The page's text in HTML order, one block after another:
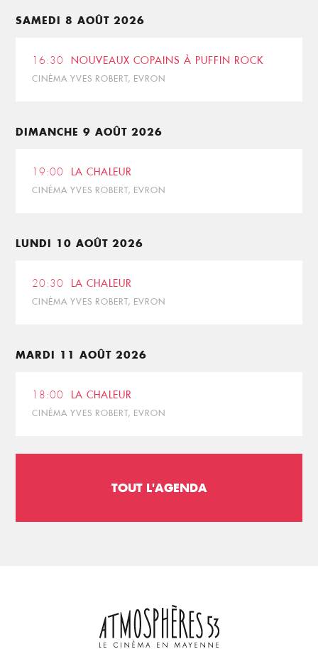
SAMEDI 8 AOÛT 2026
16:30 NOUVEAUX COPAINS À PUFFIN ROCK
CINÉMA YVES ROBERT, EVRON
DIMANCHE 9 AOÛT 2026
19:00 LA CHALEUR
CINÉMA YVES ROBERT, EVRON
LUNDI 10 AOÛT 2026
20:30 LA CHALEUR
CINÉMA YVES ROBERT, EVRON
MARDI 11 AOÛT 2026
18:00 LA CHALEUR
CINÉMA YVES ROBERT, EVRON
TOUT L'AGENDA